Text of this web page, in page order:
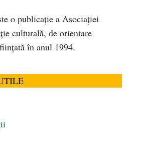
o publicaţie a Asociaţiei
culturală, de orientare
în anul 1994.